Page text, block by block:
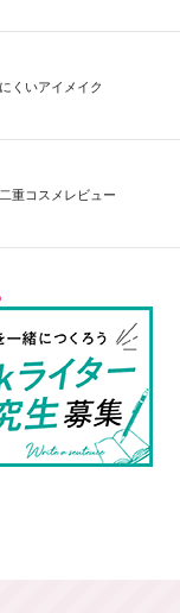
くいアイメイク
重コスメレビュー